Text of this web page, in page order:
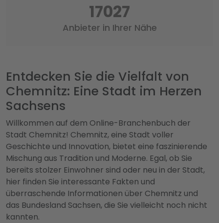
17457
Anbieter in Ihrer Nähe
Entdecken Sie die Vielfalt von
Chemnitz: Eine Stadt im Herzen
Sachsens
Willkommen auf dem Online-Branchenbuch der
Stadt Chemnitz! Chemnitz, eine Stadt voller
Geschichte und Innovation, bietet eine faszinierende
Mischung aus Tradition und Moderne. Egal, ob Sie
bereits stolzer Einwohner sind oder neu in der Stadt,
hier finden Sie interessante Fakten und
überraschende Informationen über Chemnitz und
das Bundesland Sachsen, die Sie vielleicht noch nicht
kannten.